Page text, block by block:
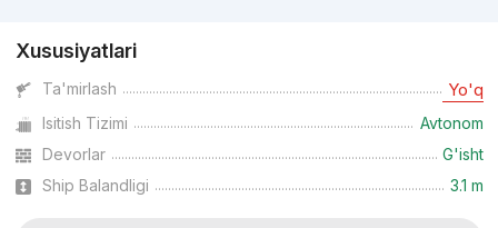
Xususiyatlari
Ta'mirlash Yo'q
Isitish Tizimi
Avtonom
Devorlar
G'isht
Ship Balandligi
3.1 m